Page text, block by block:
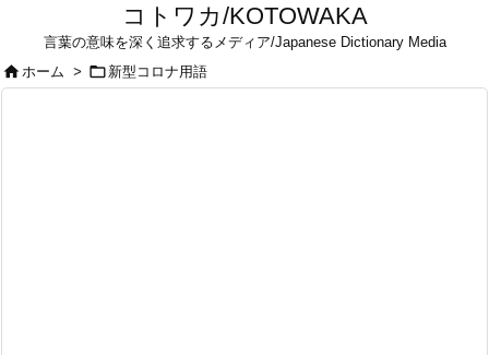
コトワカ/KOTOWAKA
言葉の意味を深く追求するメディア/Japanese Dictionary Media
ホーム >  新型コロナ用語